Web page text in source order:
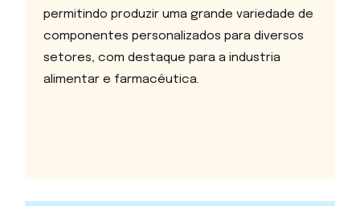
permitindo produzir uma grande variedade de
componentes personalizados para diversos
setores, com destaque para a industria
alimentar e farmacêutica.